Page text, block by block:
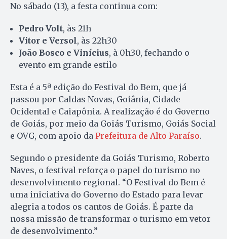
No sábado (13), a festa continua com:
Pedro Volt, às 21h
Vitor e Versol, às 22h30
João Bosco e Vinícius, à 0h30, fechando o
evento em grande estilo
Esta é a 5ª edição do Festival do Bem, que já
passou por Caldas Novas, Goiânia, Cidade
Ocidental e Caiapônia. A realização é do Governo
de Goiás, por meio da Goiás Turismo, Goiás Social
e OVG, com apoio da Prefeitura de Alto Paraíso.
Segundo o presidente da Goiás Turismo, Roberto
Naves, o festival reforça o papel do turismo no
desenvolvimento regional. “O Festival do Bem é
uma iniciativa do Governo do Estado para levar
alegria a todos os cantos de Goiás. É parte da
nossa missão de transformar o turismo em vetor
de desenvolvimento.”